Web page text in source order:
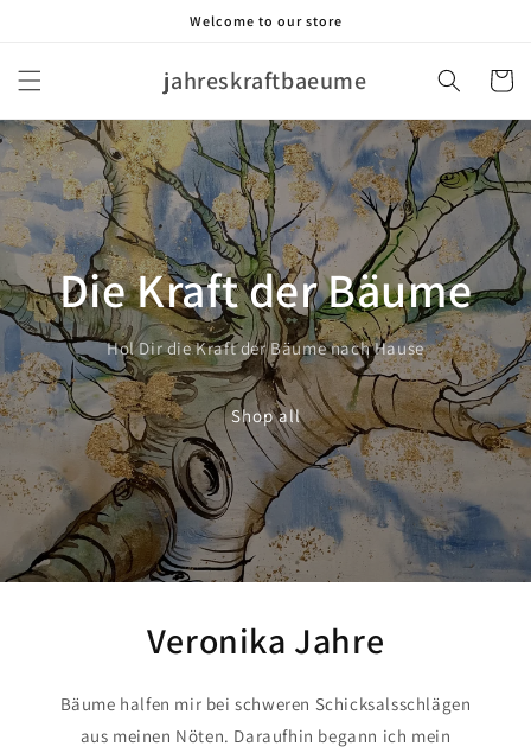
Welcome to our store
jahreskraftbaeume Cart
Die Kraft der Bäume
Hol Dir die Kraft der Bäume nach Hause
Shop all
Veronika Jahre
Bäume halfen mir bei schweren Schicksalsschlägen
aus meinen Nöten. Daraufhin begann ich mein